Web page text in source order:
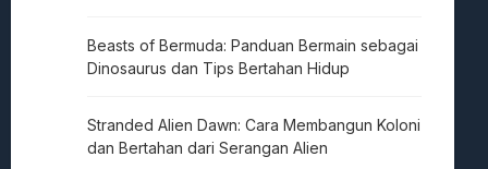
Beasts of Bermuda: Panduan Bermain sebagai
Dinosaurus dan Tips Bertahan Hidup
Stranded Alien Dawn: Cara Membangun Koloni
dan Bertahan dari Serangan Alien